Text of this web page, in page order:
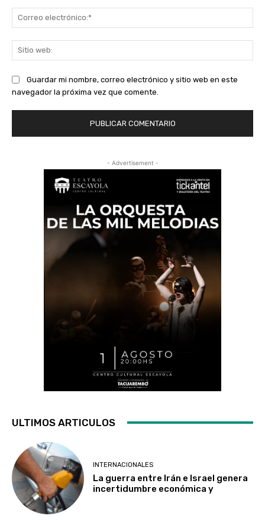
Guardar mi nombre, correo electrónico y sitio web en este
navegador la próxima vez que comente.
- Advertisement -
ULTIMOS ARTICULOS
INTERNACIONALES
La guerra entre Irán e Israel genera
incertidumbre económica y